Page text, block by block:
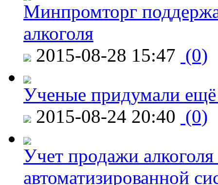
Минпромторг
алкоголя
2015-08-28 15:47 (0)
Ученые придумали ещё
2015-08-24 20:40 (0)
Учет продажи
автоматизированной